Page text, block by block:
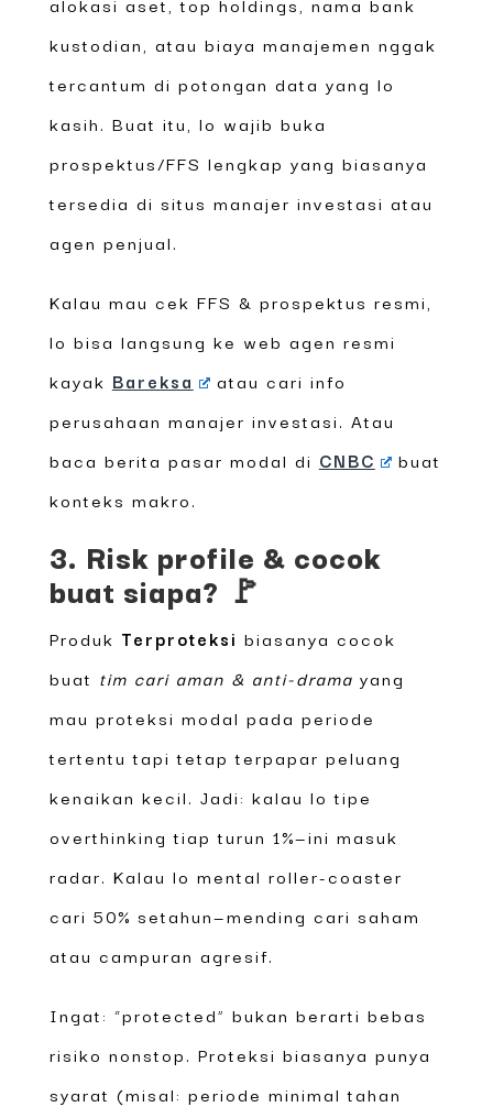
kustodian, atau biaya manajemen nggak
tercantum di potongan data yang lo
kasih. Buat itu, lo wajib buka
prospektus/FFS lengkap yang biasanya
tersedia di situs manajer investasi atau
agen penjual.
Kalau mau cek FFS & prospektus resmi,
lo bisa langsung ke web agen resmi
kayak Bareksa
atau cari info
perusahaan manajer investasi. Atau
baca berita pasar modal di CNBC
buat
konteks makro.
3. Risk profile & cocok
buat siapa? 🚩
Produk Terproteksi biasanya cocok
buat tim cari aman & anti-drama yang
mau proteksi modal pada periode
tertentu tapi tetap terpapar peluang
kenaikan kecil. Jadi: kalau lo tipe
overthinking tiap turun 1%—ini masuk
radar. Kalau lo mental roller-coaster
cari 50% setahun—mending cari saham
atau campuran agresif.
Ingat: “protected” bukan berarti bebas
risiko nonstop. Proteksi biasanya punya
syarat (misal: periode minimal tahan